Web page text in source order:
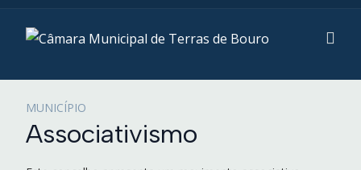
MUNICÍPIO
Associativismo